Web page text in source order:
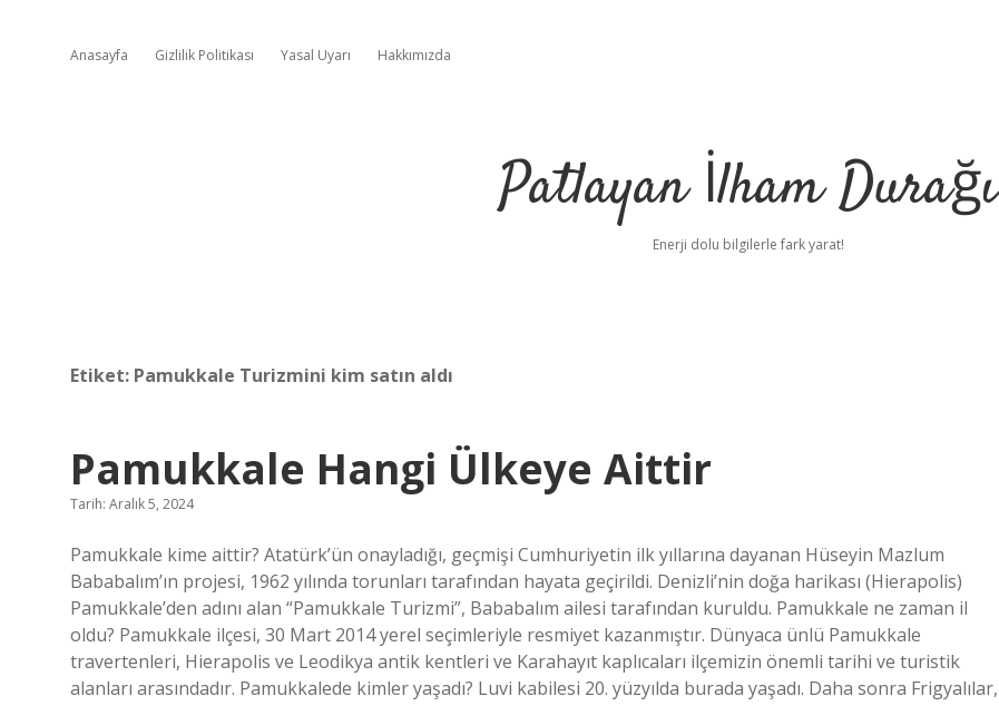
Anasayfa Gizlilik Politikası Yasal Uyarı Hakkımızda
Patlayan İlham Durağı
Enerji dolu bilgilerle fark yarat!
Etiket: Pamukkale Turizmini kim satın aldı
Pamukkale Hangi Ülkeye Aittir
Tarih: Aralık 5, 2024
Pamukkale kime aittir? Atatürk’ün onayladığı, geçmişi Cumhuriyetin ilk yıllarına dayanan Hüseyin Mazlum
Bababalım’ın projesi, 1962 yılında torunları tarafından hayata geçirildi. Denizli’nin doğa harikası (Hierapolis)
Pamukkale’den adını alan “Pamukkale Turizmi”, Bababalım ailesi tarafından kuruldu. Pamukkale ne zaman il
oldu? Pamukkale ilçesi, 30 Mart 2014 yerel seçimleriyle resmiyet kazanmıştır. Dünyaca ünlü Pamukkale
travertenleri, Hierapolis ve Leodikya antik kentleri ve Karahayıt kaplıcaları ilçemizin önemli tarihi ve turistik
alanları arasındadır. Pamukkalede kimler yaşadı? Luvi kabilesi 20. yüzyılda burada yaşadı. Daha sonra Frigyalılar,